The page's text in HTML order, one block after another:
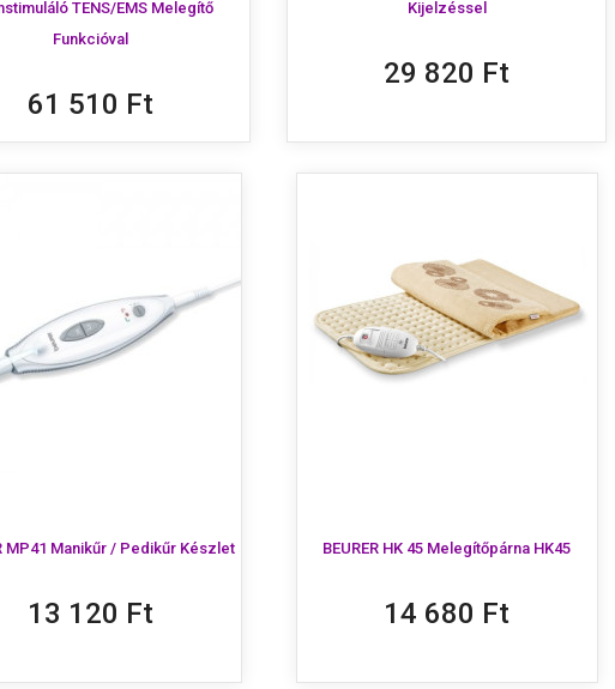
a kívánságlistához ×
Új lista létrehozása
×
Kívánságlista létrehozása
kell jelentkezned a termékek kívánságlistába történő mentéséhez.
Bejelentkezés
TENS/EMS Melegítő
Funkcióval
61 510 Ft
Kijelzéssel
29 820 Ft
MP41 Manikűr / Pedikűr Készlet
13 120 Ft
BEURER HK 45 Melegítőpárna HK45
14 680 Ft